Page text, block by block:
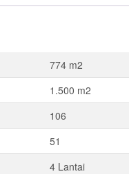
774 m2
1.500 m2
106
51
4 Lantai